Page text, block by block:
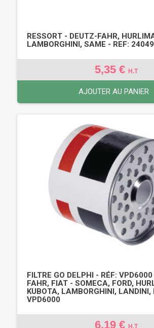
RESSORT - DEUTZ-FAHR,
LAMBORGHINI, SAME - REF:
5,35 € H.T
AJOUTER AU PANIER
FILTRE GO DELPHI - RÉF:
FAHR, FIAT - SOMECA, FORD,
KUBOTA, LAMBORGHINI, LANDINI,
VPD6000
6,19 € H.T